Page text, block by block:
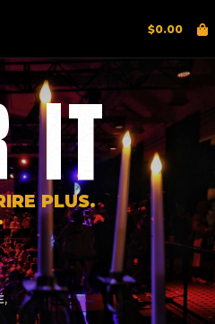
$0.00
IT
PLUS.